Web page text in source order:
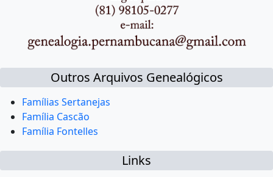
Outros Arquivos Genealógicos
Famílias Sertanejas
Família Cascão
Família Fontelles
Links